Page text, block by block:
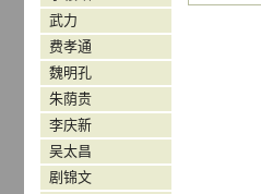
武力
费孝通
魏明孔
朱荫贵
李庆新
吴太昌
剧锦文